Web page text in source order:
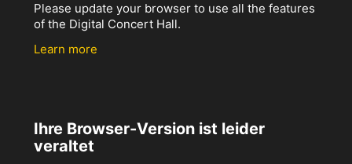
Please update your browser to use all the features
of the Digital Concert Hall.
Learn more
Ihre Browser-Version ist leider
veraltet